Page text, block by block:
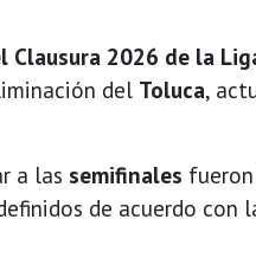
2026 de la
del Toluca,
a las semifinales fueron
de acuerdo con